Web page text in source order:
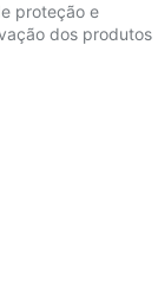
proteção e
dos produtos